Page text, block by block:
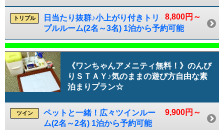
8,800円～
トリプル
日当たり抜群♪小上がり付きトリ
プルルーム(2名～3名) 1泊から予約可能
《ワンちゃんアメニティ無料！》のんび
りＳＴＡＹ♪気のままの遊び方自由な素
泊まりプラン☆
9,900円～
ツイン
ペットと一緒！広々ツインルー
ム(2名～2名) 1泊から予約可能